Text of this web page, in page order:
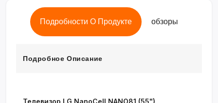
Подробности О Продукте обзоры
Подробное Описание